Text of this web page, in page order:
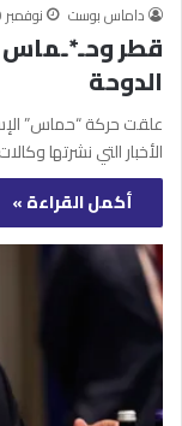
داماس بوست نوفمبر 10, 2024
قطر وحـ*ـماس
الدوحة
علقت حركة “حماس”
الأخبار التي نشرتها
أكمل القراءة »